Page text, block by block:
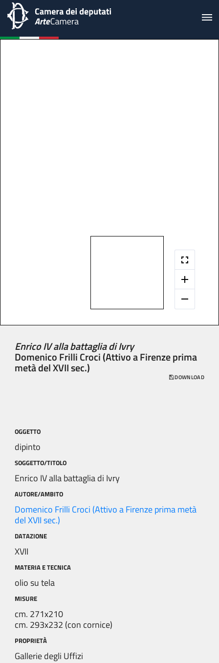
Enrico IV alla battaglia di Ivry
Domenico Frilli Croci (Attivo a Firenze prima
metà del XVII sec.)
DOWNLOAD
OGGETTO
dipinto
SOGGETTO/TITOLO
Enrico IV alla battaglia di Ivry
AUTORE/AMBITO
Domenico Frilli Croci (Attivo a Firenze prima metà
del XVII sec.)
DATAZIONE
XVII
MATERIA E TECNICA
olio su tela
MISURE
cm. 271x210
cm. 293x232 (con cornice)
PROPRIETÀ
Gallerie degli Uffizi